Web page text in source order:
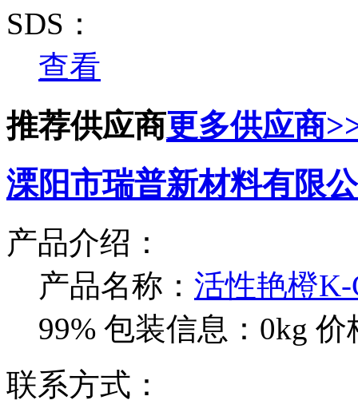
SDS：
查看
推荐供应商更多供应商
溧阳市瑞普新材料有限
产品介绍：
产品名称： 活性艳橙K-
99% 包装信息：0kg 价
联系方式：